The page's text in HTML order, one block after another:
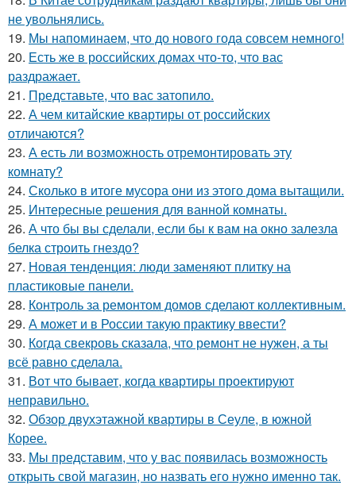
не увольнялись.
19. Мы напоминаем, что до нового года совсем немного!
20. Есть же в российских домах что-то, что вас
раздражает.
21. Представьте, что вас затопило.
22. А чем китайские квартиры от российских
отличаются?
23. А есть ли возможность отремонтировать эту
комнату?
24. Сколько в итоге мусора они из этого дома вытащили.
25. Интересные решения для ванной комнаты.
26. А что бы вы сделали, если бы к вам на окно залезла
белка строить гнездо?
27. Новая тенденция: люди заменяют плитку на
пластиковые панели.
28. Контроль за ремонтом домов сделают коллективным.
29. А может и в России такую практику ввести?
30. Когда свекровь сказала, что ремонт не нужен, а ты
всё равно сделала.
31. Вот что бывает, когда квартиры проектируют
неправильно.
32. Обзор двухэтажной квартиры в Сеуле, в южной
Корее.
33. Мы представим, что у вас появилась возможность
открыть свой магазин, но назвать его нужно именно так.